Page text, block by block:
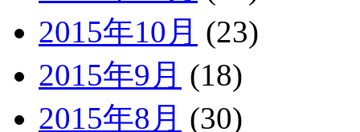
2015年10月 (23)
2015年9月 (18)
2015年8月 (30)